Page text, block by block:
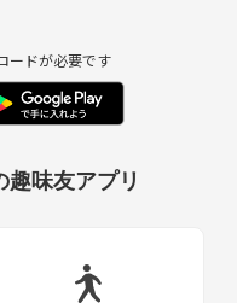
ードが必要です
趣味友アプリ